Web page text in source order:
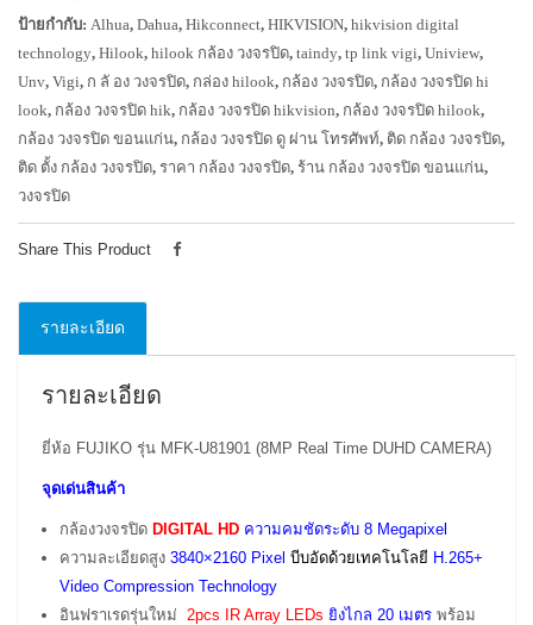
ป้ายกำกับ: Alhua, Dahua, Hikconnect, HIKVISION, hikvision digital
technology, Hilook, hilook กล้อง วงจรปิด, taindy, tp link vigi, Uniview,
Unv, Vigi, ก ลั อง วงจรปิด, กล่อง hilook, กล้อง วงจรปิด, กล้อง วงจรปิด hi
look, กล้อง วงจรปิด hik, กล้อง วงจรปิด hikvision, กล้อง วงจรปิด hilook,
กล้อง วงจรปิด ขอนแก่น, กล้อง วงจรปิด ดู ผ่าน โทรศัพท์, ติด กล้อง วงจรปิด,
ติด ตั้ง กล้อง วงจรปิด, ราคา กล้อง วงจรปิด, ร้าน กล้อง วงจรปิด ขอนแก่น,
วงจรปิด
Share This Product
รายละเอียด
รายละเอียด
ยี่ห้อ FUJIKO รุ่น MFK-U81901 (8MP Real Time DUHD CAMERA)
จุดเด่นสินค้า
กล้องวงจรปิด DIGITAL HD ความคมชัดระดับ 8 Megapixel
ความละเอียดสูง 3840×2160 Pixel บีบอัดด้วยเทคโนโลยี H.265+
Video Compression Technology
อินฟราเรดรุ่นใหม่ 2pcs IR Array LEDs ยิงไกล 20 เมตร พร้อม